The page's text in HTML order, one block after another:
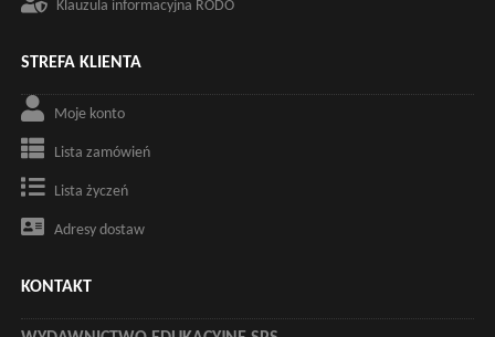
Klauzula informacyjna RODO
STREFA KLIENTA
Moje konto
Lista zamówień
Lista życzeń
Adresy dostaw
KONTAKT